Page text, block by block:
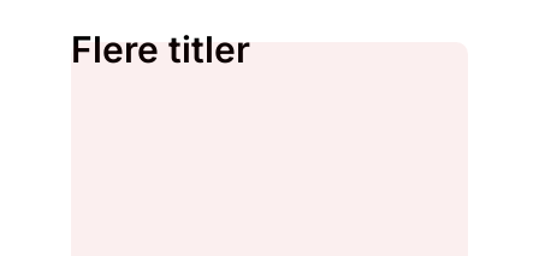
Flere titler